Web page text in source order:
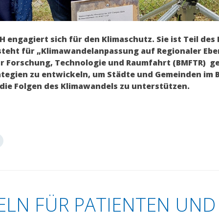
engagiert sich für den Klimaschutz. Sie ist Teil
für „Klimawandelanpassung auf Regionaler
Forschung, Technologie und Raumfahrt (BMFTR)
zu entwickeln, um Städte und Gemeinden im
Folgen des Klimawandels zu unterstützen.
FÜR PATIENTEN UND